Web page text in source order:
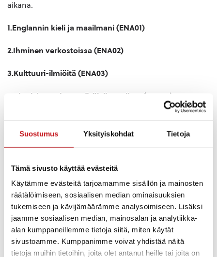
Suostumus Yksityiskohdat Tietoja
Tämä sivusto käyttää evästeitä
Käytämme evästeitä tarjoamamme sisällön ja mainosten
räätälöimiseen, sosiaalisen median ominaisuuksien
tukemiseen ja kävijämäärämme analysoimiseen. Lisäksi
jaamme sosiaalisen median, mainosalan ja analytiikka-
alan kumppaneillemme tietoja siitä, miten käytät
sivustoamme. Kumppanimme voivat yhdistää näitä
tietoja muihin tietoihin, joita olet antanut heille tai joita on
aikana.
1.Englannin kieli ja maailmani (ENA01)
2.Ihminen verkostoissa (ENA02)
3.Kulttuuri-ilmiöitä (ENA03)
4.Yhteiskunta ja ympäröivä maailma (ENA04)
5.Tiede ja tulevaisuus (ENA05)
Lisäksi lukiossamme on tarjolla kaksi valtakunnallista
syventävää kurssia (ENA07 ja ENA08) ja yksi
koulukohtainen puolikas kurssi (ENA09). Mikäli aiot
kirjoittaa englannin ylioppilaskokeissa, on erittäin
suositeltavaa, että valitset kaikki tarjolla olevat kurssit.
7.kestävä elämäntapa (ENA07)
Tällä kurssilla jatketaan oppimäärän pakollisten